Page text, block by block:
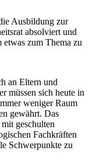
Ausbildung zur
absolviert und
zum Thema zu
an Eltern und
müssen sich heute in
weniger Raum
gewährt. Das
geschulten
Fachkräften
Schwerpunkte zu